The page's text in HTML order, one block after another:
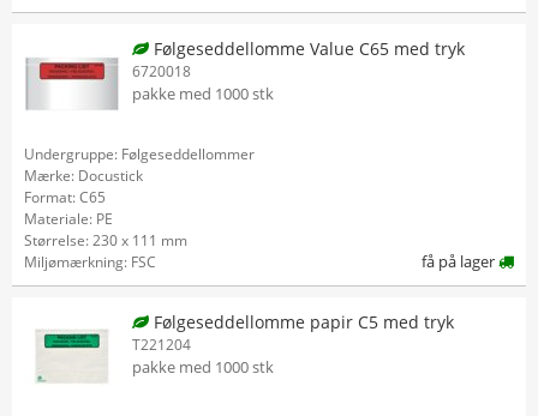
Følgeseddellomme Value C65 med tryk
6720018
pakke med 1000 stk
Undergruppe: Følgeseddellommer
Mærke: Docustick
Format: C65
Materiale: PE
Størrelse: 230 x 111 mm
Miljømærkning: FSC
få på lager
Følgeseddellomme papir C5 med tryk
T221204
pakke med 1000 stk